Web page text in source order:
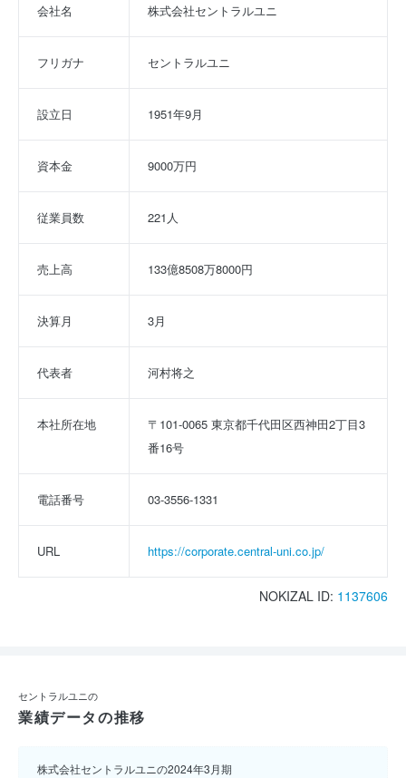
会社名 株式会社セントラルユニ
フリガナ セントラルユニ
設立日 1951年9月
資本金 9000万円
従業員数 221人
売上高 133億8508万8000円
決算月 3月
代表者 河村将之
本社所在地
〒101-0065 東京都千代田区西神田2丁目3
番16号
電話番号 03-3556-1331
URL https://corporate.central-uni.co.jp/
NOKIZAL ID: 1137606
セントラルユニの
業績データの推移
株式会社セントラルユニの2024年3月期